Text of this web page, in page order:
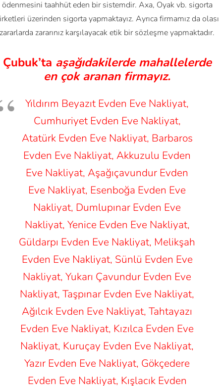
ödenmesini taahhüt eden bir sistemdir. Axa, Oyak vb. sigorta
üzerinden sigorta yapmaktayız. Ayrıca firmamız da olası
zararlarda zararınız karşılayacak etik bir sözleşme yapmaktadır.
Çubuk’ta aşağıdakilerde mahallelerde
en çok aranan firmayız.
Yıldırım Beyazıt Evden Eve Nakliyat,
Cumhuriyet Evden Eve Nakliyat,
Atatürk Evden Eve Nakliyat, Barbaros
Evden Eve Nakliyat, Akkuzulu Evden
Eve Nakliyat, Aşağıçavundur Evden
Eve Nakliyat, Esenboğa Evden Eve
Nakliyat, Dumlupınar Evden Eve
Nakliyat, Yenice Evden Eve Nakliyat,
Güldarpı Evden Eve Nakliyat, Melikşah
Evden Eve Nakliyat, Sünlü Evden Eve
Nakliyat, Yukarı Çavundur Evden Eve
Nakliyat, Taşpınar Evden Eve Nakliyat,
Ağılcık Evden Eve Nakliyat, Tahtayazı
Evden Eve Nakliyat, Kızılca Evden Eve
Nakliyat, Kuruçay Evden Eve Nakliyat,
Yazır Evden Eve Nakliyat, Gökçedere
Evden Eve Nakliyat, Kışlacık Evden